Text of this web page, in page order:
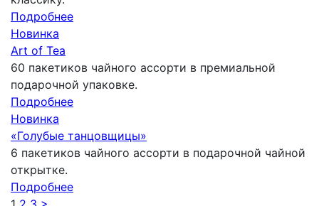
Подробнее
Новинка
Art of Tea
60 пакетиков чайного ассорти в премиальной
подарочной упаковке.
Подробнее
Новинка
«Голубые танцовщицы»
6 пакетиков чайного ассорти в подарочной чайной
открытке.
Подробнее